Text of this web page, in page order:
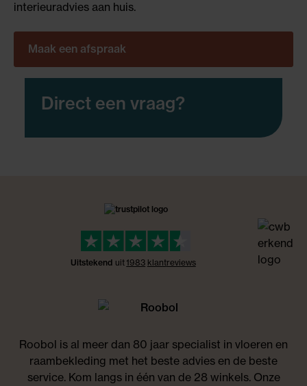
interieuradvies aan huis.
Maak een afspraak
Direct een vraag?
Roobol is al meer dan 80 jaar specialist in vloeren en
raambekleding met het beste advies en de beste
service. Kom langs in één van de 28 winkels. Onze
Uitstekend uit 1983 klantreviews